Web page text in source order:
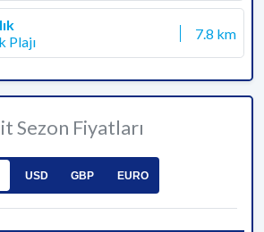
Plajı
7.8 km
Sezon Fiyatları
USD GBP EURO